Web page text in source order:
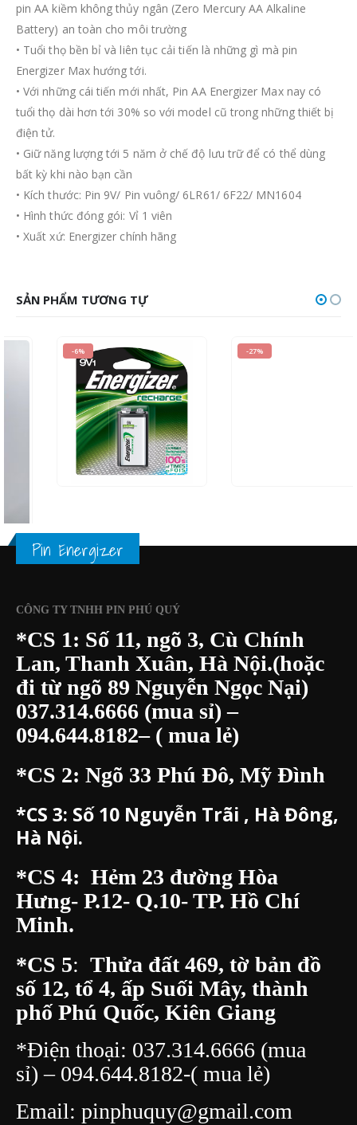
pin AA kiềm không thủy ngân (Zero Mercury AA Alkaline
Battery) an toàn cho môi trường
• Tuổi thọ bền bỉ và liên tục cải tiến là những gì mà pin
Energizer Max hướng tới.
• Với những cái tiến mới nhất, Pin AA Energizer Max nay có
tuổi thọ dài hơn tới 30% so với model cũ trong những thiết bị
điện tử.
• Giữ năng lượng tới 5 năm ở chế độ lưu trữ để có thể dùng
bất kỳ khi nào bạn cần
• Kích thước: Pin 9V/ Pin vuông/ 6LR61/ 6F22/ MN1604
• Hình thức đóng gói: Vỉ 1 viên
• Xuất xứ: Energizer chính hãng
SẢN PHẨM TƯƠNG TỰ
out of 5
₫ 290.000
THÊM VÀO GIỎ HÀNG
XEM NHANH
*CS 1: Số 11, ngõ 3, Cù Chính
Lan, Thanh Xuân, Hà Nội.(hoặc
đi từ ngõ 89 Nguyễn Ngọc Nại)
037.314.6666(mua sỉ) –
094.644.8182– ( mua lẻ)
*CS 2: Ngõ 33 Phú Đô, Mỹ Đình
*CS 3: Số 10 Nguyễn Trãi , Hà Đông,
Hà Nội.
*CS 4: Hẻm 23 đường Hòa
Hưng- P.12- Q.10- TP. Hồ Chí
Minh.
*CS 5:
số 12, tổ 4, ấp Suối Mây, thành
phố Phú Quốc, Kiên Giang
*Điện thoại:037.314.6666(mua
sỉ) –
094.644.8182 -( mua lẻ)
Email:pinphuquy@gmail.com